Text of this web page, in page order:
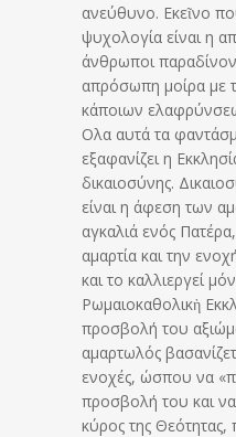
ανεύθυνο. Εκεῖνο
ψυχολογία είναι η
άνθρωποι
απρόσωπη μοίρα με
κάποιων
Ολα αυτά τα
εξαφανίζει η
δικαιοσύνης.
είναι η άφεση των
αγκαλιά ενός
αμαρτία και την
και το καλλιεργεί
Ρωμαιοκαθολικὴ
προσβολή του
αμαρτωλός
ενοχές, ώσπου να
προσβολή του και να
κύρος της Θεότητας,